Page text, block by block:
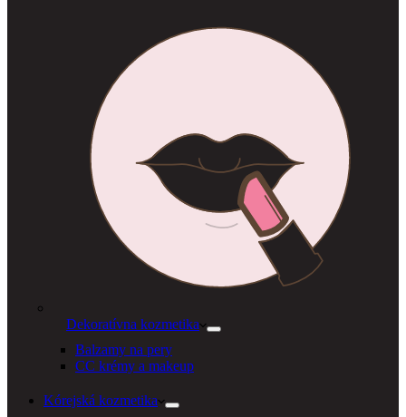
Dekoratívna kozmetika
Balzamy na pery
CC krémy a makeup
Kórejská kozmetika